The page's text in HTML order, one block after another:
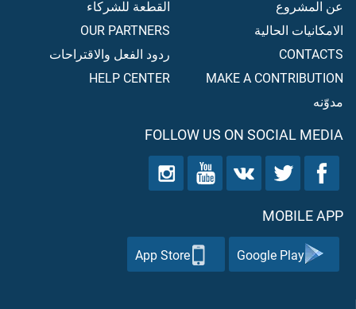
عن المشروع
الامكانيات الحالية
CONTACTS
MAKE A CONTRIBUTION
مدوّنه
القطعة للشركاء
OUR PARTNERS
ردود الفعل والاقتراحات
HELP CENTER
FOLLOW US ON SOCIAL MEDIA
MOBILE APP
Google Play
App Store